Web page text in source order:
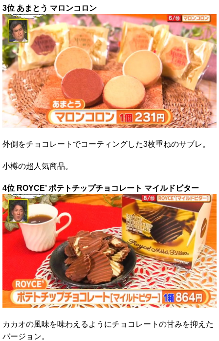
3位 あまとう マロンコロン
外側をチョコレートでコーティングした3枚重ねのサブレ。
小樽の超人気商品。
4位 ROYCE’ ポテトチップチョコレート マイルドビター
カカオの風味を味わえるようにチョコレートの甘みを抑えた
バージョン。